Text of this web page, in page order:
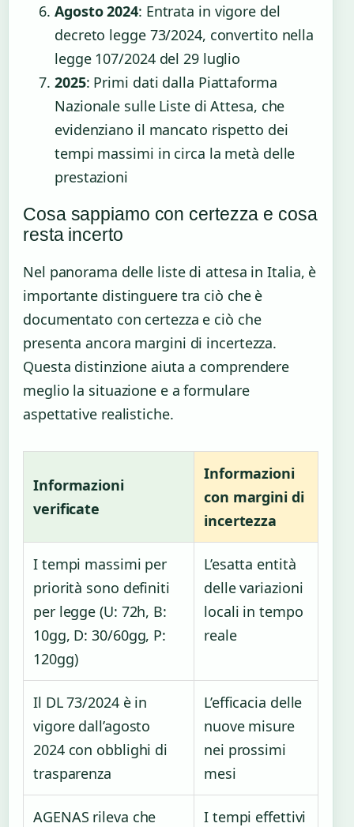
Agosto 2024: Entrata in vigore del
decreto legge 73/2024, convertito nella
legge 107/2024 del 29 luglio
2025: Primi dati dalla Piattaforma
Nazionale sulle Liste di Attesa, che
evidenziano il mancato rispetto dei
tempi massimi in circa la metà delle
prestazioni
Cosa sappiamo con certezza e cosa
resta incerto
Nel panorama delle liste di attesa in Italia, è
importante distinguere tra ciò che è
documentato con certezza e ciò che
presenta ancora margini di incertezza.
Questa distinzione aiuta a comprendere
meglio la situazione e a formulare
aspettative realistiche.
Informazioni
verificate
Informazioni
con margini di
incertezza
I tempi massimi per
priorità sono definiti
per legge (U: 72h, B:
10gg, D: 30/60gg, P:
120gg)
L’esatta entità
delle variazioni
locali in tempo
reale
Il DL 73/2024 è in
vigore dall’agosto
2024 con obblighi di
trasparenza
L’efficacia delle
nuove misure
nei prossimi
mesi
AGENAS rileva che
I tempi effettivi